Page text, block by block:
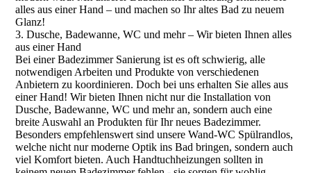
alles aus einer Hand – und machen so Ihr altes Bad zu neuem
Glanz!
3. Dusche, Badewanne, WC und mehr – Wir bieten Ihnen alles
aus einer Hand
Bei einer Badezimmer Sanierung ist es oft schwierig, alle
notwendigen Arbeiten und Produkte von verschiedenen
Anbietern zu koordinieren. Doch bei uns erhalten Sie alles aus
einer Hand! Wir bieten Ihnen nicht nur die Installation von
Dusche, Badewanne, WC und mehr an, sondern auch eine
breite Auswahl an Produkten für Ihr neues Badezimmer.
Besonders empfehlenswert sind unsere Wand-WC Spülrandlos,
welche nicht nur moderne Optik ins Bad bringen, sondern auch
viel Komfort bieten. Auch Handtuchheizungen sollten in